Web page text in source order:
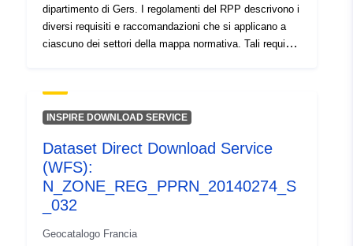
dipartimento di Gers. I regolamenti del RPP descrivono i
diversi requisiti e raccomandazioni che si applicano a
ciascuno dei settori della mappa normativa. Tali requisiti
Tuttavia, alcuni di essi si applicano anche alle
costruzioni esistenti. A seconda del tipo di costruzione
obbligatori o semplicemente raccomandati. L'RPP
approvato è una servitù di pubblica utilità ed è opponibile
a terzi.
INSPIRE DOWNLOAD SERVICE
Dataset Direct Download Service
(WFS):
N_ZONE_REG_PPRN_20140274_S
_032
Geocatalogo Francia